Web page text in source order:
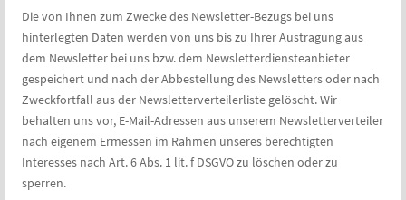
Die von Ihnen zum Zwecke des Newsletter-Bezugs bei uns
hinterlegten Daten werden von uns bis zu Ihrer Austragung aus
dem Newsletter bei uns bzw. dem Newsletterdiensteanbieter
gespeichert und nach der Abbestellung des Newsletters oder nach
Zweckfortfall aus der Newsletterverteilerliste gelöscht. Wir
behalten uns vor, E-Mail-Adressen aus unserem Newsletterverteiler
nach eigenem Ermessen im Rahmen unseres berechtigten
Interesses nach Art. 6 Abs. 1 lit. f DSGVO zu löschen oder zu
sperren.